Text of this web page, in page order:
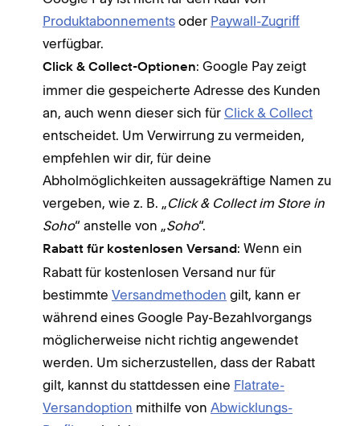
Produktabonnements oder Paywall-Zugriff
verfügbar.
Click & Collect-Optionen: Google Pay zeigt
immer die gespeicherte Adresse des Kunden
an, auch wenn dieser sich für Click & Collect
entscheidet. Um Verwirrung zu vermeiden,
empfehlen wir dir, für deine
Abholmöglichkeiten aussagekräftige Namen zu
vergeben, wie z. B. „Click & Collect im Store in
Soho“ anstelle von „Soho“.
Rabatt für kostenlosen Versand: Wenn ein
Rabatt für kostenlosen Versand nur für
bestimmte Versandmethoden gilt, kann er
während eines Google Pay-Bezahlvorgangs
möglicherweise nicht richtig angewendet
werden. Um sicherzustellen, dass der Rabatt
gilt, kannst du stattdessen eine Flatrate-
Versandoption mithilfe von Abwicklungs-